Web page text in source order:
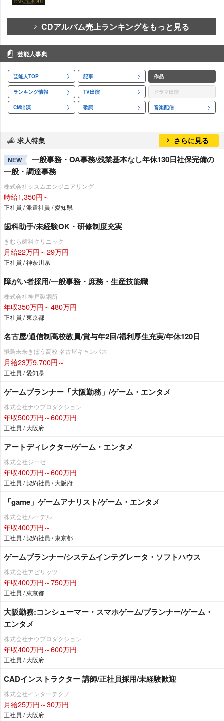
CDアルバム売上ランキングをもっと見る
芸能人事典
芸能人TOP 記事 作品
ランキング情報 TV出演 ドラマ出演
CM出演 歌詞 音楽配信
求人特集 さらに見る
NEW
一般事務・OA事務/残業基本なし年休130日社保完備の
一般・調達事務
株式会社シスムエンジニアリング
時給1,350円～
正社員 / 派遣社員 / 愛知県
歯科助手/未経験OK・研修制度充実
きむら歯科クリニック
月給22万円～29万円
正社員 / 神奈川県
障がい者採用/一般事務・庶務・生産技能職
株式会社神戸製鋼所
年収350万円～480万円
正社員 / 東京都
名古屋/通信制高校教員/賞与年2回/福利厚生充実/年休120日
飛鳥未来きぼう高校 名古屋キャンパス
月給23万9,700円～
正社員 / 愛知県
ゲームプランナー「大阪勤務」/ゲーム・エンタメ
株式会社ナウプロダクション
年収500万円～600万円
正社員 / 大阪府
アートディレクター/ゲーム・エンタメ
株式会社ジーゼ
年収400万円～600万円
正社員 / 契約社員 / 大阪府
「game」ゲームアナリスト/ゲーム・エンタメ
株式会社ルーデル
年収400万円～
正社員 / 契約社員 / 東京都
ゲームプランナー/システムインテグレータ・ソフトハウス
株式会社アピリッツ
年収400万円～750万円
正社員 / 東京都
大阪勤務:コンシューマー・スマホゲーム/プランナー/ゲーム・
エンタメ
株式会社ナウプロダクション
年収400万円～600万円
正社員 / 大阪府
CADインストラクター 講師/正社員採用/未経験歓迎
株式会社インターテクノ
月給25万円～30万円
正社員 / 大阪府